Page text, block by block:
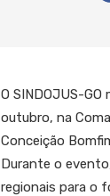
O SINDOJUS-
outubro, na
Conceição
Durante o
regionais para o